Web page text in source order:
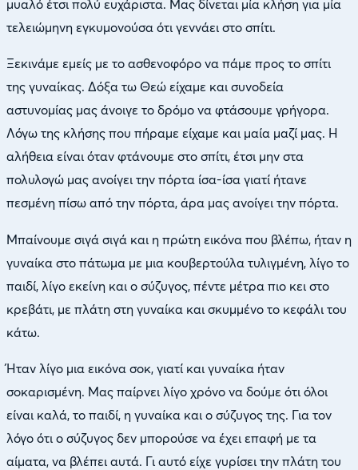
μυαλό έτσι πολύ ευχάριστα. Μας δίνεται μία κλήση για μία
τελειώμηνη εγκυμονούσα ότι γεννάει στο σπίτι.
Ξεκινάμε εμείς με το ασθενοφόρο να πάμε προς το σπίτι
της γυναίκας. Δόξα τω Θεώ είχαμε και συνοδεία
αστυνομίας μας άνοιγε το δρόμο να φτάσουμε γρήγορα.
Λόγω της κλήσης που πήραμε είχαμε και μαία μαζί μας. Η
αλήθεια είναι όταν φτάνουμε στο σπίτι, έτσι μην στα
πολυλογώ μας ανοίγει την πόρτα ίσα-ίσα γιατί ήτανε
πεσμένη πίσω από την πόρτα, άρα μας ανοίγει την πόρτα.
Μπαίνουμε σιγά σιγά και η πρώτη εικόνα που βλέπω, ήταν η
γυναίκα στο πάτωμα με μια κουβερτούλα τυλιγμένη, λίγο το
παιδί, λίγο εκείνη και ο σύζυγος, πέντε μέτρα πιο κει στο
κρεβάτι, με πλάτη στη γυναίκα και σκυμμένο το κεφάλι του
κάτω.
Ήταν λίγο μια εικόνα σοκ, γιατί και γυναίκα ήταν
σοκαρισμένη. Μας παίρνει λίγο χρόνο να δούμε ότι όλοι
είναι καλά, το παιδί, η γυναίκα και ο σύζυγος της. Για τον
λόγο ότι ο σύζυγος δεν μπορούσε να έχει επαφή με τα
αίματα, να βλέπει αυτά. Γι αυτό είχε γυρίσει την πλάτη του